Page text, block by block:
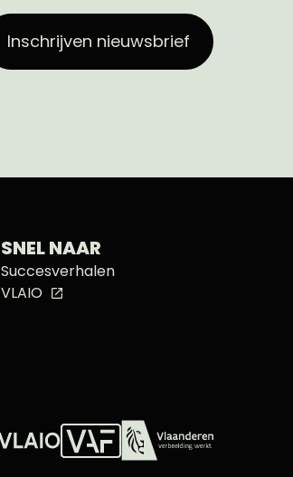
Inschrijven nieuwsbrief
SNEL NAAR
Succesverhalen
VLAIO
Vlaams Audiovisueel Fonds (VAF)